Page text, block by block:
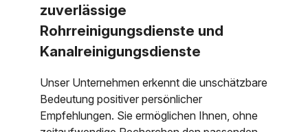
zuverlässige
Rohrreinigungsdienste und
Kanalreinigungsdienste
Unser Unternehmen erkennt die unschätzbare
Bedeutung positiver persönlicher
Empfehlungen. Sie ermöglichen Ihnen, ohne